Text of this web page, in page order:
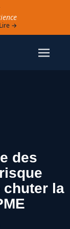
Lire →
des
la